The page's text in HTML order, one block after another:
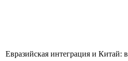
Евразийская интеграция и Китай: